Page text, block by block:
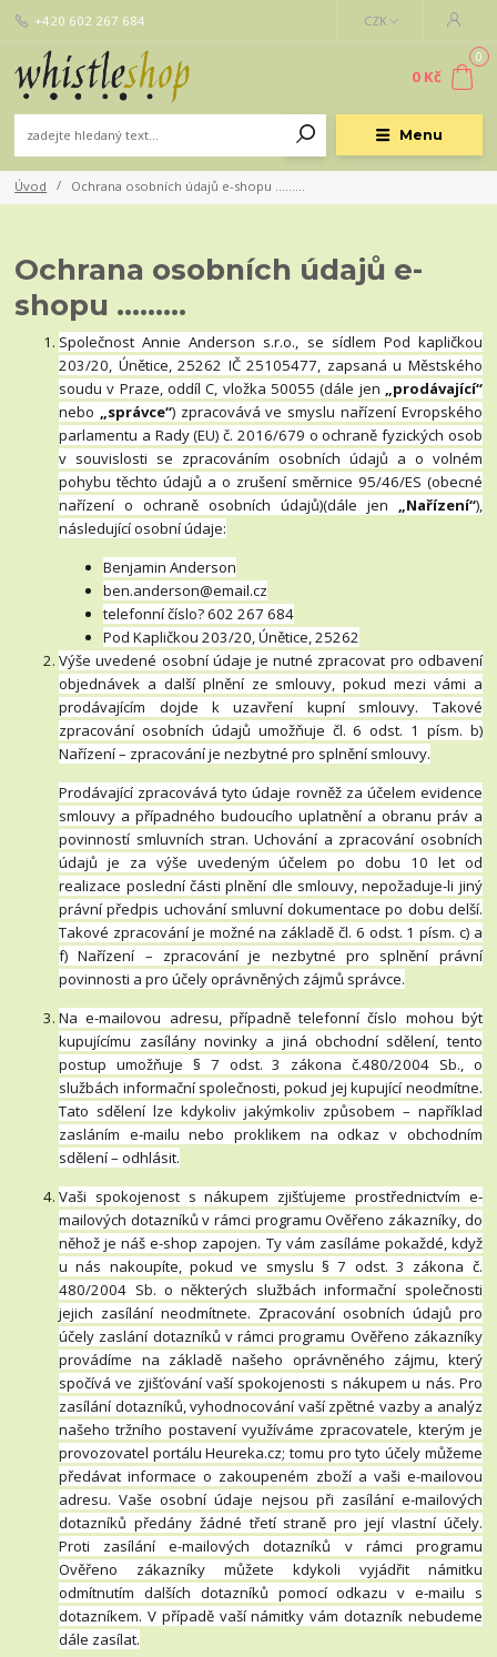
Menu
CZK
+420 602 267 684
0
0 Kč
Úvod Ochrana osobních údajů e-shopu ………
Ochrana osobních údajů e-
shopu ………
Společnost Annie Anderson s.r.o., se sídlem Pod kapličkou
203/20, Únětice, 25262 IČ 25105477, zapsaná u Městského
soudu v Praze, oddíl C, vložka 50055 (dále jen „prodávající“
nebo „správce“) zpracovává ve smyslu nařízení Evropského
parlamentu a Rady (EU) č. 2016/679 o ochraně fyzických osob
v souvislosti se zpracováním osobních údajů a o volném
pohybu těchto údajů a o zrušení směrnice 95/46/ES (obecné
nařízení o ochraně osobních údajů)(dále jen „Nařízení“),
následující osobní údaje:
Benjamin Anderson
ben.anderson@email.cz
telefonní číslo? 602 267 684
Pod Kapličkou 203/20, Únětice, 25262
Výše uvedené osobní údaje je nutné zpracovat pro odbavení
objednávek a další plnění ze smlouvy, pokud mezi vámi a
prodávajícím dojde k uzavření kupní smlouvy. Takové
zpracování osobních údajů umožňuje čl. 6 odst. 1 písm. b)
Nařízení – zpracování je nezbytné pro splnění smlouvy.
Prodávající zpracovává tyto údaje rovněž za účelem evidence
smlouvy a případného budoucího uplatnění a obranu práv a
povinností smluvních stran. Uchování a zpracování osobních
údajů je za výše uvedeným účelem po dobu 10 let od
realizace poslední části plnění dle smlouvy, nepožaduje-li jiný
právní předpis uchování smluvní dokumentace po dobu delší.
Takové zpracování je možné na základě čl. 6 odst. 1 písm. c) a
f) Nařízení – zpracování je nezbytné pro splnění právní
povinnosti a pro účely oprávněných zájmů správce.
Na e-mailovou adresu, případně telefonní číslo mohou být
kupujícímu zasílány novinky a jiná obchodní sdělení, tento
postup umožňuje § 7 odst. 3 zákona č.480/2004 Sb., o
službách informační společnosti, pokud jej kupující neodmítne.
Tato sdělení lze kdykoliv jakýmkoliv způsobem – například
zasláním e-mailu nebo proklikem na odkaz v obchodním
sdělení – odhlásit.
Vaši spokojenost s nákupem zjišťujeme prostřednictvím e-
mailových dotazníků v rámci programu Ověřeno zákazníky, do
něhož je náš e-shop zapojen. Ty vám zasíláme pokaždé, když
u nás nakoupíte, pokud ve smyslu § 7 odst. 3 zákona č.
480/2004 Sb. o některých službách informační společnosti
jejich zasílání neodmítnete. Zpracování osobních údajů pro
účely zaslání dotazníků v rámci programu Ověřeno zákazníky
provádíme na základě našeho oprávněného zájmu, který
spočívá ve zjišťování vaší spokojenosti s nákupem u nás. Pro
zasílání dotazníků, vyhodnocování vaší zpětné vazby a analýz
našeho tržního postavení využíváme zpracovatele, kterým je
provozovatel portálu Heureka.cz; tomu pro tyto účely můžeme
předávat informace o zakoupeném zboží a vaši e-mailovou
adresu. Vaše osobní údaje nejsou při zasílání e-mailových
dotazníků předány žádné třetí straně pro její vlastní účely.
Proti zasílání e-mailových dotazníků v rámci programu
Ověřeno zákazníky můžete kdykoli vyjádřit námitku
odmítnutím dalších dotazníků pomocí odkazu v e-mailu s
dotazníkem. V případě vaší námitky vám dotazník nebudeme
dále zasílat.